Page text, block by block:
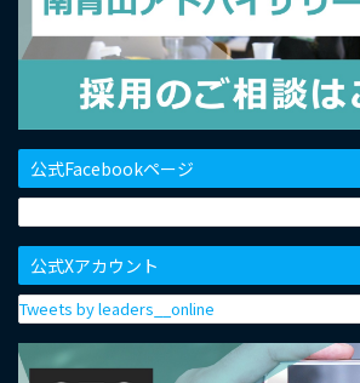
公式Facebookページ
公式Xアカウント
Tweets by leaders__online